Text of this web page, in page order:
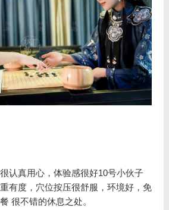
认真用心，体验感很好10号小伙子
有度，穴位按压很舒服，环境好，免
很不错的休息之处。